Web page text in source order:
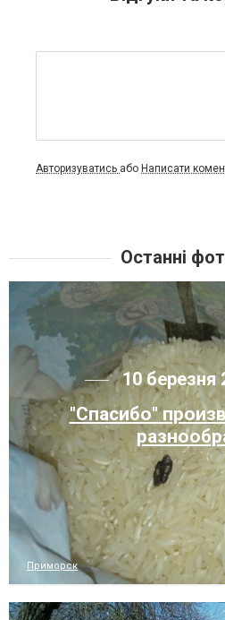
Авторизуватись або Написати
Останні
10 березня
"Спасибо"
Приморск